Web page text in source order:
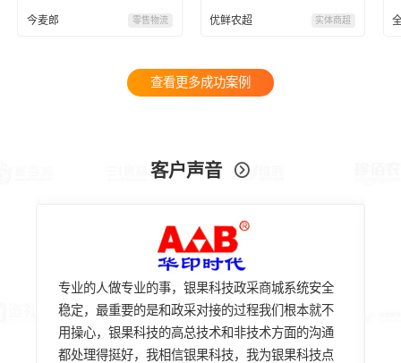
今麦郎 零售物流 优鲜农超 实体商超
查看更多成功案例
客户声音 
专业的人做专业的事，银果科技政采商城系统安全
稳定，最重要的是和政采对接的过程我们根本就不
用操心，银果科技的高总技术和非技术方面的沟通
都处理得挺好，我相信银果科技，我为银果科技点